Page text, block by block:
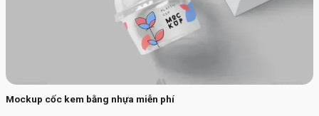
Mockup cốc kem bằng nhựa miễn phí